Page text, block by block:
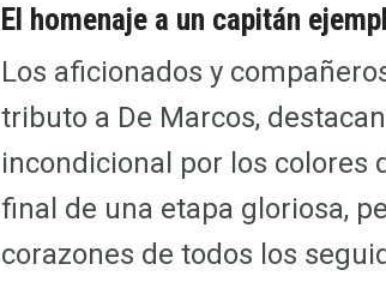
El homenaje a un capitán
Los aficionados y
tributo a De Marcos,
incondicional por los colores
final de una etapa gloriosa,
corazones de todos los